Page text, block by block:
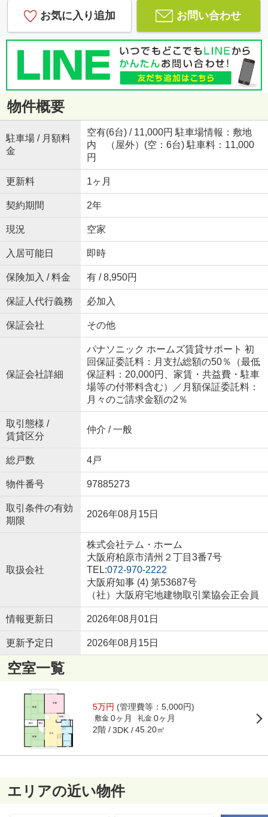
お気に入り追加 お問い合わせ
物件概要
駐車場 / 月額料
金
空有(6台) / 11,000円 駐車場情報：敷地
内 （屋外）(空：6台) 駐車料：11,000
円
更新料 1ヶ月
契約期間 2年
現況 空家
入居可能日 即時
保険加入 / 料金 有 / 8,950円
保証人代行義務 必加入
保証会社 その他
保証会社詳細
パナソニック ホームズ賃貸サポート 初
回保証委託料：月支払総額の50％（最低
保証料：20,000円、家賃・共益費・駐車
場等の付帯料含む）／月額保証委託料：
月々のご請求金額の2％
取引態様 /
賃貸区分
仲介 / 一般
総戸数 4戸
物件番号 97885273
取引条件の有効
期限
2026年08月15日
取扱会社
株式会社テム・ホーム
大阪府柏原市清州２丁目3番7号
TEL:072-970-2222
大阪府知事 (4) 第53687号
（社）大阪府宅地建物取引業協会正会員
情報更新日 2026年08月01日
更新予定日 2026年08月15日
空室一覧
5万円 (管理費等：5,000円)
敷金 0ヶ月 礼金 0ヶ月
2階 3DK 45.20㎡
エリアの近い物件